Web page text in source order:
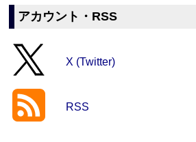
アカウント・RSS
X (Twitter)
RSS